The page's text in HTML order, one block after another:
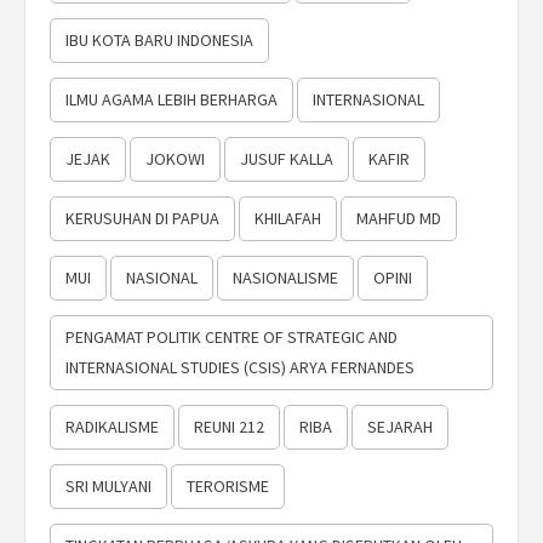
IBU KOTA BARU INDONESIA
ILMU AGAMA LEBIH BERHARGA INTERNASIONAL
JEJAK JOKOWI JUSUF KALLA KAFIR
KERUSUHAN DI PAPUA KHILAFAH MAHFUD MD
MUI NASIONAL NASIONALISME OPINI
PENGAMAT POLITIK CENTRE OF STRATEGIC AND
INTERNASIONAL STUDIES (CSIS) ARYA FERNANDES
RADIKALISME REUNI 212 RIBA SEJARAH
SRI MULYANI TERORISME